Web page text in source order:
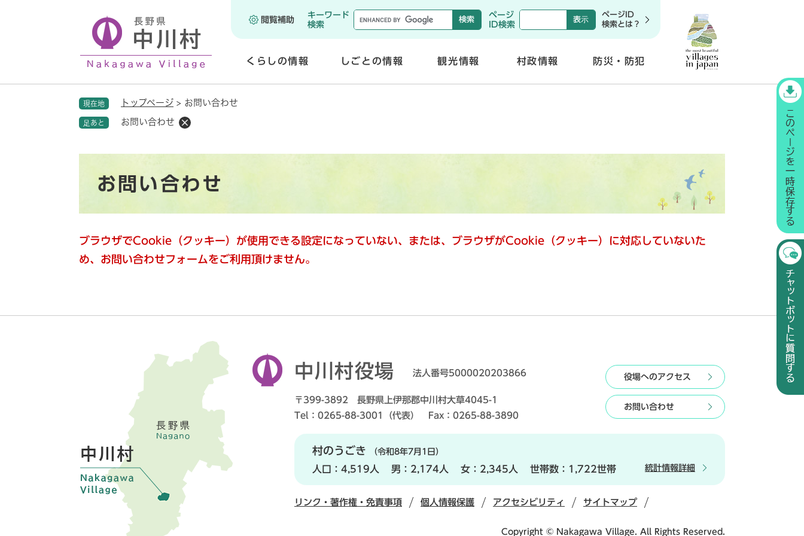
メニューを飛ばして本文へ
閲覧補助
キーワード
検索
ページ
ID検索
ページID
検索とは？
くらしの情報
く
しごとの情報 観光情報 村政情報 防災・防犯
現在地 トップページ > お問い合わせ
足あと お問い合わせ
お問い合わせ
ブラウザでCookie（クッキー）が使用できる設定になっていない、または、ブラウザがCookie（クッキー）に対応していないた
め、お問い合わせフォームをご利用頂けません。
中川村役場 法人番号5000020203866
〒399-3892 長野県上伊那郡中川村大草4045-1
Tel：0265-88-3001（代表） Fax：0265-88-3890
役場へのアクセス
お問い合わせ
村のうごき （令和8年7月1日）
人口： 4,519人 男： 2,174人 女： 2,345人 世帯数： 1,722世帯 統計情報詳細
リンク・著作権・免責事項 個人情報保護 アクセシビリティ サイトマップ
Copyright © Nakagawa Village. All Rights Reserved.